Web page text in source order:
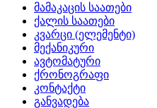
მამაკაცის საათები
ქალის საათები
კვარცი (ელემენტი)
მექანიკური
ავტომატური
ქრონოგრაფი
კონტაქტი
განვადება